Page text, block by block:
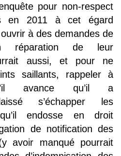
pour non-respect
en 2011 à cet égard
à des demandes de
réparation de leur
aussi, et pour ne
saillants, rappeler à
avance qu’il a
s’échapper les
endosse en droit
de notification des
avoir manqué pourrait